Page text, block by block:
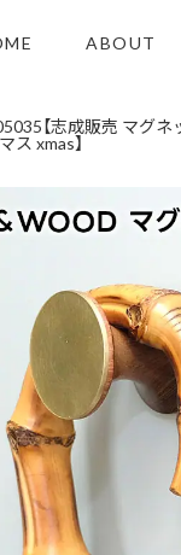
ABOUT
【志成販売 マグ
xmas】